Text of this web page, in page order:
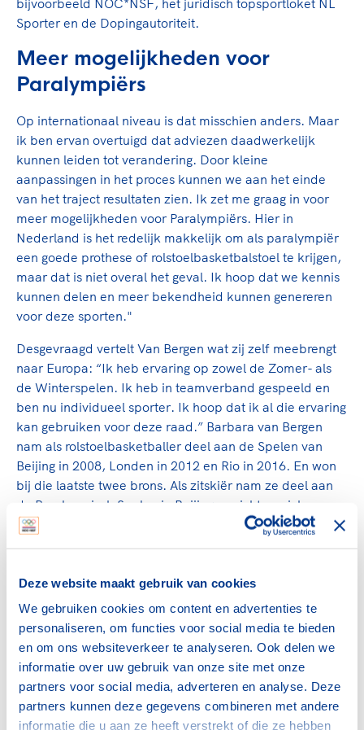
Deze website maakt gebruik van cookies
We gebruiken cookies om content en advertenties te
personaliseren, om functies voor social media te bieden
en om ons websiteverkeer te analyseren. Ook delen we
informatie over uw gebruik van onze site met onze
partners voor social media, adverteren en analyse. Deze
partners kunnen deze gegevens combineren met andere
informatie die u aan ze heeft verstrekt of die ze hebben
bijvoorbeeld NOC*NSF, het juridisch topsportloket NL
Sporter en de Dopingautoriteit.
Meer mogelijkheden voor
Paralympiërs
Op internationaal niveau is dat misschien anders. Maar
ik ben ervan overtuigd dat adviezen daadwerkelijk
kunnen leiden tot verandering. Door kleine
aanpassingen in het proces kunnen we aan het einde
van het traject resultaten zien. Ik zet me graag in voor
meer mogelijkheden voor Paralympiërs. Hier in
Nederland is het redelijk makkelijk om als paralympiër
een goede prothese of rolstoelbasketbalstoel te krijgen,
maar dat is niet overal het geval. Ik hoop dat we kennis
kunnen delen en meer bekendheid kunnen genereren
voor deze sporten."
Desgevraagd vertelt Van Bergen wat zij zelf meebrengt
naar Europa: “Ik heb ervaring op zowel de Zomer- als
de Winterspelen. Ik heb in teamverband gespeeld en
ben nu individueel sporter. Ik hoop dat ik al die ervaring
kan gebruiken voor deze raad.” Barbara van Bergen
nam als rolstoelbasketballer deel aan de Spelen van
Beijing in 2008, Londen in 2012 en Rio in 2016. En won
bij die laatste twee brons. Als zitskiër nam ze deel aan
de Paralympisch Spelen in Beijing en richt ze zich nu op
de Paralympische Spelen van 2026.
reageert enthousiast: “Geweldig dat Barbara is
benoemd tot deze atletencommissie. Het is goed dat we
sterke internationale bestuurders naar voren schuiven
om het belang van de sporters steeds te agenderen.
Barbara kan putten uit een jarenlange carrière op het
hoogste niveau, en ik heb er alle vertrouwen in dat zij